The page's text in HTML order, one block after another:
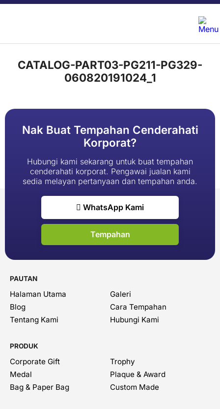
CATALOG-PART03-PG211-PG329-
060820191024_1
Nak Buat Tempahan Cenderahati
Korporat?
Hubungi kami sekarang untuk buat tempahan
cenderahati korporat. Pengawai jualan kami
sedia melayan pertanyaan dan tempahan anda.
WhatsApp Kami
Tempahan
PAUTAN
Halaman Utama
Galeri
Blog
Cara Tempahan
Tentang Kami
Hubungi Kami
PRODUK
Corporate Gift
Trophy
Medal
Plaque & Award
Bag & Paper Bag
Custom Made